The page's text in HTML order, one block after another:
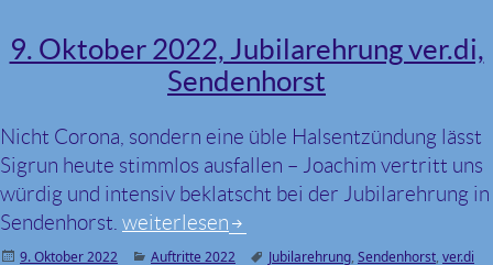
9. Oktober 2022, Jubilarehrung ver.di,
Sendenhorst
Nicht Corona, sondern eine üble Halsentzündung lässt
Sigrun heute stimmlos ausfallen – Joachim vertritt uns
würdig und intensiv beklatscht bei der Jubilarehrung in
Sendenhorst. 9. Oktober 2022, Jubilarehrung ver.di,
weiterlesen
Veröffentlicht
9. Oktober 2022 Kategorien
Auftritte 2022 Schlagwörter
Jubilarehrung, Sendenhorst, ver.di